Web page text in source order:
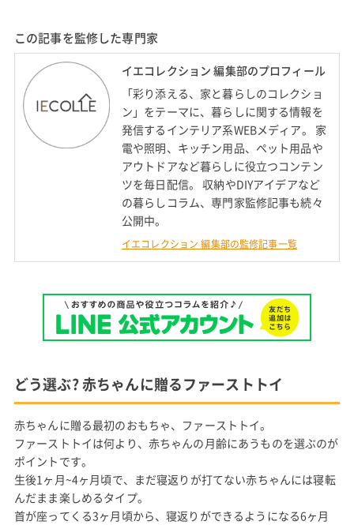
この記事を監修した専門家
イエコレクション 編集部のプロフィール
「彩り添える、家と暮らしのコレクショ
ン」をテーマに、暮らしに関する情報を
発信するインテリア系WEBメディア。 家
電や照明、キッチン用品、ペット用品や
アウトドアなど暮らしに役立つコンテン
ツを毎日配信。 収納やDIYアイデアなど
の暮らしコラム、専門家監修記事も続々
公開中。
イエコレクション 編集部の監修記事一覧
どう選ぶ? 赤ちゃんに贈るファーストトイ
赤ちゃんに贈る最初のおもちゃ、ファーストトイ。
ファーストトイは何より、赤ちゃんの月齢にあうものを選ぶのが
ポイントです。
生後1ヶ月~4ヶ月頃で、まだ寝返りが打てない赤ちゃんには寝転
んだまま楽しめるタイプ。
首が座ってくる3ヶ月頃から、寝返りができるようになる6ヶ月